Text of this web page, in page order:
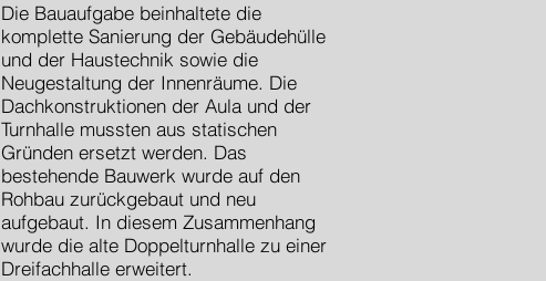
Die Bauaufgabe beinhaltete die
komplette Sanierung der Gebäudehülle
und der Haustechnik sowie die
Neugestaltung der Innenräume. Die
Dachkonstruktionen der Aula und der
Turnhalle mussten aus statischen
Gründen ersetzt werden. Das
bestehende Bauwerk wurde auf den
Rohbau zurückgebaut und neu
aufgebaut. In diesem Zusammenhang
wurde die alte Doppelturnhalle zu einer
Dreifachhalle erweitert.